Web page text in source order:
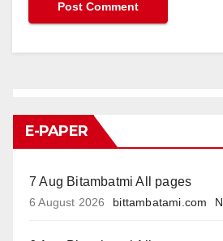
E-PAPER
7 Aug Bitambatmi All pages
6 August 2026 bittambatami.com